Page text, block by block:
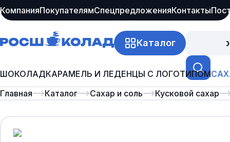
КомпанияПокупателямСпецпредложенияКонтакты
Каталог
ШОКОЛАДКАРАМЕЛЬ И ЛЕДЕНЦЫ С ЛОГОТИПОМ
Главная
Каталог Сахар и соль Кусковой сахар